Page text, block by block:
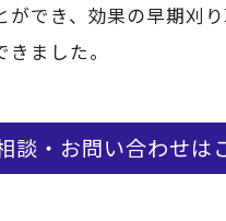
ができ、効果の早期刈
ました。
談・お問い合わせは